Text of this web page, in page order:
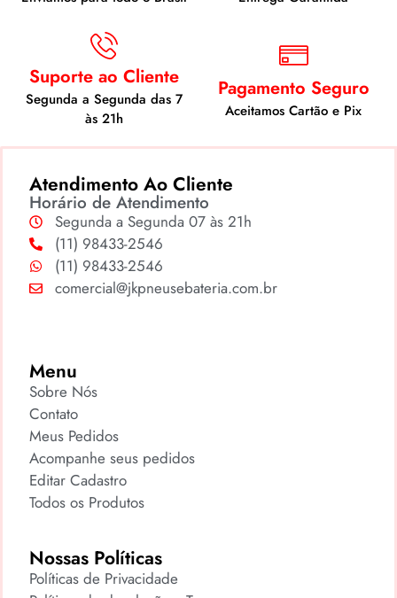
Suporte ao Cliente
Segunda a Segunda das 7
às 21h
Pagamento Seguro
Aceitamos Cartão e Pix
Atendimento Ao Cliente
Horário de Atendimento
Segunda a Segunda 07 às 21h
(11) 98433-2546
(11) 98433-2546
comercial@jkpneusebateria.com.br
Menu
Sobre Nós
Contato
Meus Pedidos
Acompanhe seus pedidos
Editar Cadastro
Todos os Produtos
Nossas Políticas
Políticas de Privacidade